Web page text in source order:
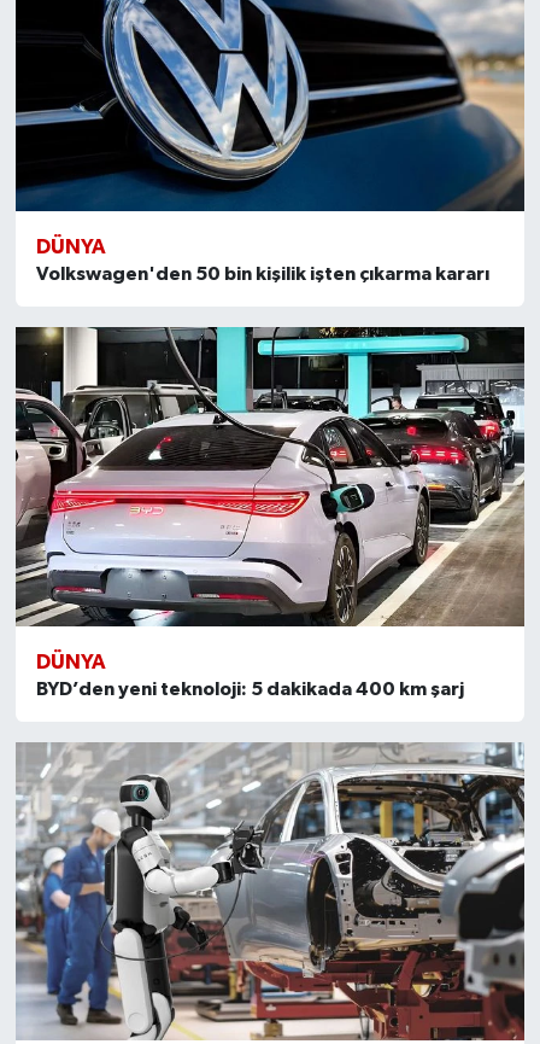
DÜNYA
Volkswagen'den 50 bin kişilik işten çıkarma kararı
DÜNYA
BYD’den yeni teknoloji: 5 dakikada 400 km şarj